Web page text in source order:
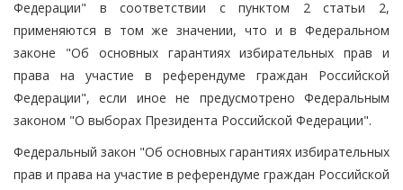
Федерации" в соответствии с пунктом 2 статьи 2,
применяются в том же значении, что и в Федеральном
законе "Об основных гарантиях избирательных прав и
права на участие в референдуме граждан Российской
Федерации", если иное не предусмотрено Федеральным
законом "О выборах Президента Российской Федерации".
Федеральный закон "Об основных гарантиях избирательных
прав и права на участие в референдуме граждан Российской